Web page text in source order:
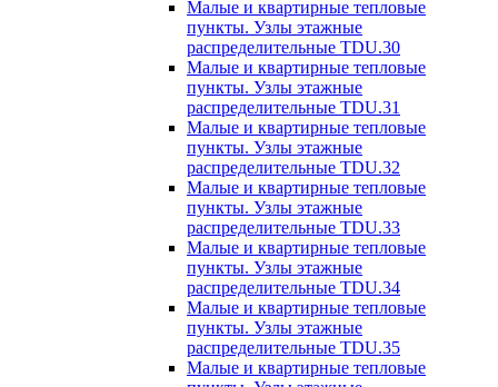
Малые и квартирные тепловые
пункты. Узлы этажные
распределительные TDU.30
Малые и квартирные тепловые
пункты. Узлы этажные
распределительные TDU.31
Малые и квартирные тепловые
пункты. Узлы этажные
распределительные TDU.32
Малые и квартирные тепловые
пункты. Узлы этажные
распределительные TDU.33
Малые и квартирные тепловые
пункты. Узлы этажные
распределительные TDU.34
Малые и квартирные тепловые
пункты. Узлы этажные
распределительные TDU.35
Малые и квартирные тепловые